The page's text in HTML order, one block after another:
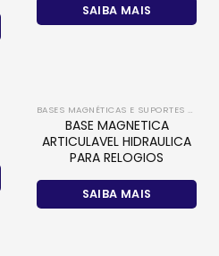
SAIBA MAIS
BASES MAGNÉTICAS E SUPORTES DE MEDIÇÃO
BASE MAGNETICA
ARTICULAVEL HIDRAULICA
PARA RELOGIOS
SAIBA MAIS